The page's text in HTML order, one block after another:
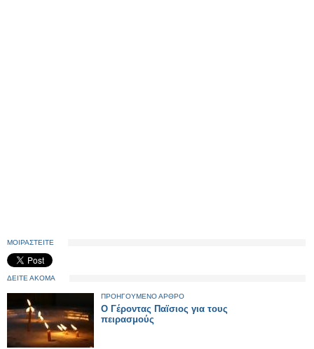
ΜΟΙΡΑΣΤΕΙΤΕ
ΔΕΙΤΕ ΑΚΟΜΑ
ΠΡΟΗΓΟΥΜΕΝΟ ΑΡΘΡΟ
Ο Γέροντας Παϊσιος για τους
πειρασμούς